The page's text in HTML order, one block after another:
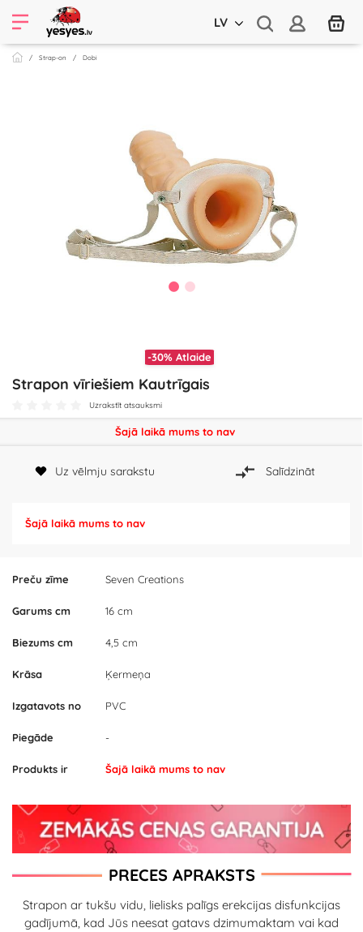
LV
Strap-on Dobi
-30% Atlaide
Strapon vīriešiem Kautrīgais
Uzrakstīt atsauksmi
Preču zīme Seven Creations
Garums cm 16 cm
Biezums cm 4,5 cm
Krāsa Ķermeņa
Izgatavots no PVC
Piegāde -
Produkts ir Šajā laikā mums to nav
Šajā laikā mums to nav
Uz vēlmju sarakstu Salīdzināt
Šajā laikā mums to nav
PRECES APRAKSTS
Strapon ar tukšu vidu, lielisks palīgs erekcijas disfunkcijas
gadījumā, kad Jūs neesat gatavs dzimumaktam vai kad